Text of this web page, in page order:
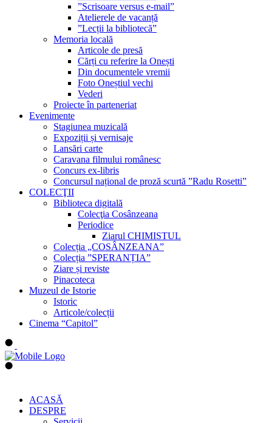
”Scrisoare versus e-mail”
Atelierele de vacanță
”Lecții la bibliotecă”
Memoria locală
Articole de presă
Cărți cu referire la Onești
Din documentele vremii
Foto Oneștiul vechi
Vederi
Proiecte în parteneriat
Evenimente
Stagiunea muzicală
Expoziții și vernisaje
Lansări carte
Caravana filmului românesc
Concurs ex-libris
Concursul național de proză scurtă ”Radu Rosetti”
COLECŢII
Biblioteca digitală
Colecţia Cosânzeana
Periodice
Ziarul CHIMISTUL
Colecția „COSÂNZEANA”
Colecția ”SPERANȚIA”
Ziare și reviste
Pinacoteca
Muzeul de Istorie
Istoric
Articole/colecții
Cinema “Capitol”
ACASĂ
DESPRE